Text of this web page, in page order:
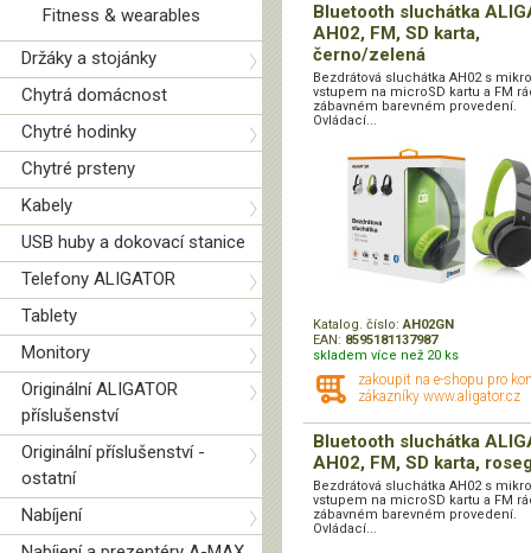
Fitness & wearables
Držáky a stojánky
Chytrá domácnost
Chytré hodinky
Chytré prsteny
Kabely
USB huby a dokovací stanice
Telefony ALIGATOR
Tablety
Monitory
Originální ALIGATOR
příslušenství
Originální příslušenství -
ostatní
Nabíjení
Bluetooth sluchátka
AH02, FM, SD karta,
černo/zelená
Bezdrátová sluchátka AH02 s
vstupem na microSD kartu a FM
zábavném barevném provedení.
Ovládací...
Katalog. číslo:AH02GN
EAN: 8595181137987
skladem více než 20 ks
zakoupit na e-shopu pro
zákazníky www.aligator.cz
Bluetooth sluchátka
AH02, FM, SD karta,
Bezdrátová sluchátka AH02 s
vstupem na microSD kartu a FM
zábavném barevném provedení.
Ovládací...